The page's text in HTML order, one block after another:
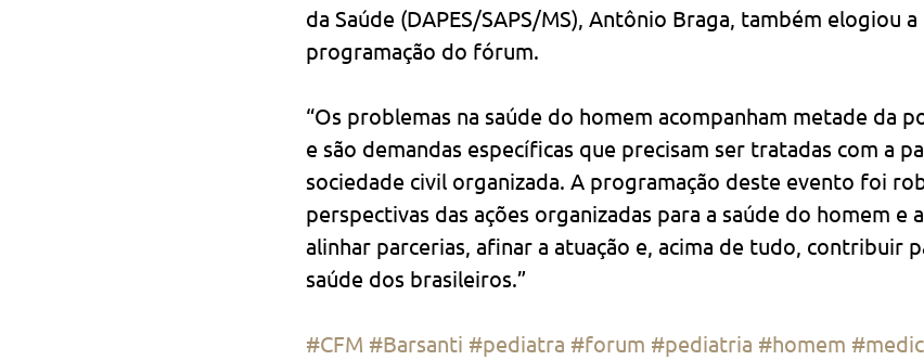
da Saúde (DAPES/SAPS/MS), Antônio Braga, também elogiou
programação do fórum.
“Os problemas na saúde do homem acompanham metade da
e são demandas específicas que precisam ser tratadas com a
sociedade civil organizada. A programação deste evento foi
perspectivas das ações organizadas para a saúde do homem e
alinhar parcerias, afinar a atuação e, acima de tudo, contribuir
saúde dos brasileiros.”
#CFM #Barsanti #pediatra #forum #pediatria #homem